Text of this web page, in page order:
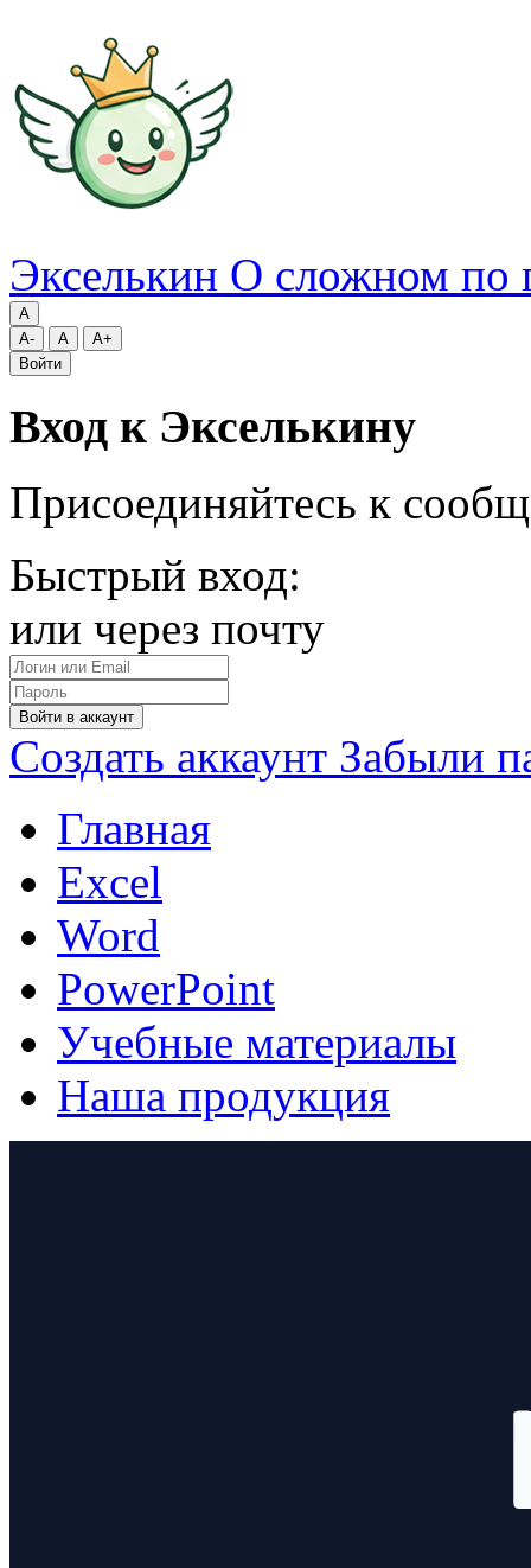
Экселькин О сложном по
A
A-
A
A+
Войти
Вход к Экселькину
Присоединяйтесь к
Быстрый вход:
или через почту
Войти в аккаунт
Создать аккаунт Забыли
Главная
Excel
Word
PowerPoint
Учебные материалы
Наша продукция